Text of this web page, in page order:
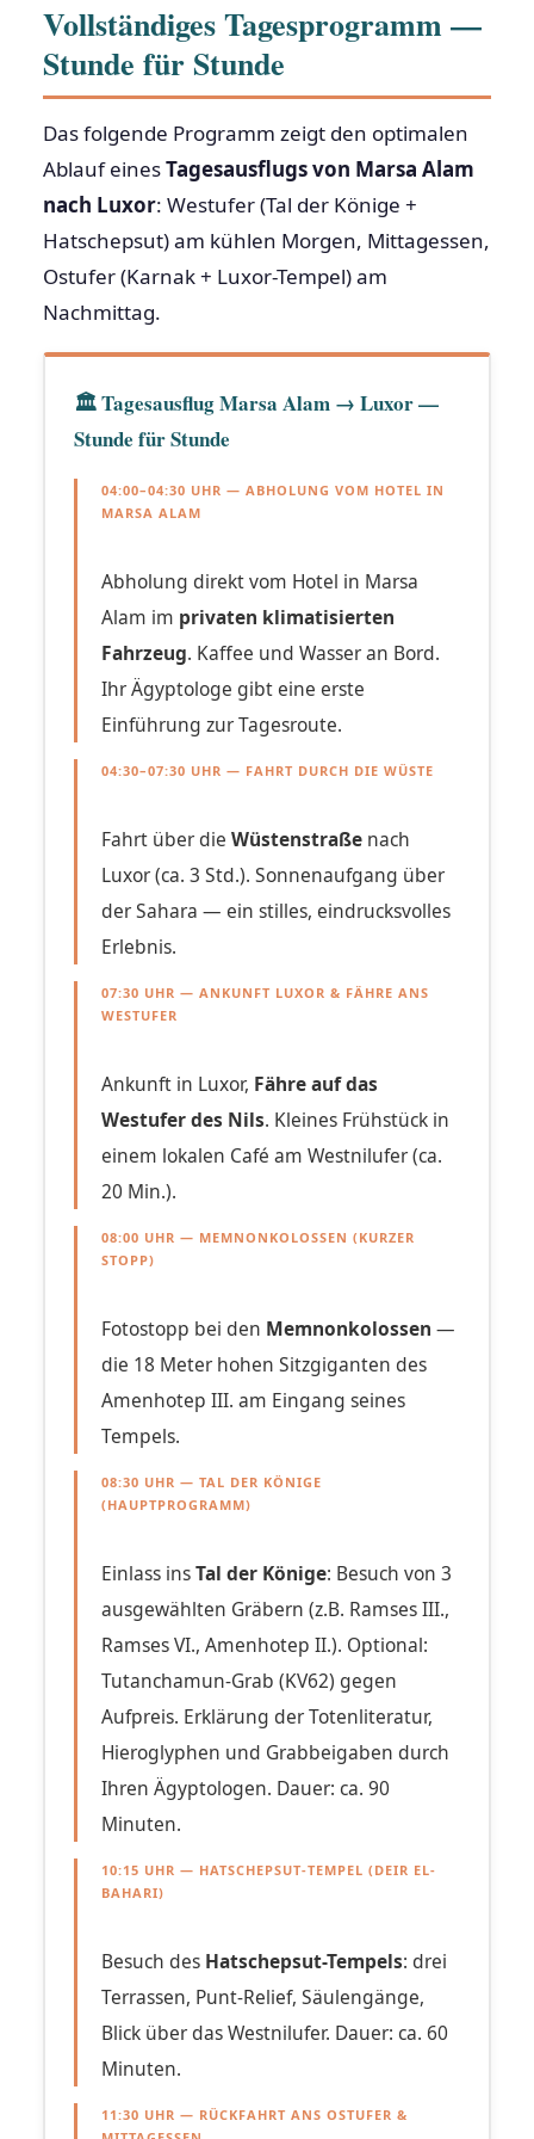
Vollständiges Tagesprogramm —
Stunde für Stunde
Das folgende Programm zeigt den optimalen
Ablauf einesTagesausflugs von Marsa Alam
nach Luxor: Westufer (Tal der Könige +
Hatschepsut) am kühlen Morgen, Mittagessen,
Ostufer (Karnak + Luxor-Tempel) am
Nachmittag.
🏛 Tagesausflug Marsa Alam → Luxor —
Stunde für Stunde
04:00–04:30 UHR — ABHOLUNG VOM HOTEL IN
MARSA ALAM
Abholung direkt vom Hotel in Marsa
Alam im privaten klimatisierten
Fahrzeug. Kaffee und Wasser an Bord.
Ihr Ägyptologe gibt eine erste
Einführung zur Tagesroute.
04:30–07:30 UHR — FAHRT DURCH DIE WÜSTE
Fahrt über die Wüstenstraße nach
Luxor (ca. 3 Std.). Sonnenaufgang über
der Sahara — ein stilles, eindrucksvolles
Erlebnis.
07:30 UHR — ANKUNFT LUXOR & FÄHRE ANS
WESTUFER
Ankunft in Luxor, Fähre auf das
Westufer des Nils. Kleines Frühstück in
einem lokalen Café am Westnilufer (ca.
20 Min.).
08:00 UHR — MEMNONKOLOSSEN (KURZER
STOPP)
Fotostopp bei den Memnonkolossen —
die 18 Meter hohen Sitzgiganten des
Amenhotep III. am Eingang seines
Tempels.
08:30 UHR — TAL DER KÖNIGE
(HAUPTPROGRAMM)
Einlass insTal der Könige: Besuch von 3
ausgewählten Gräbern (z.B. Ramses III.,
Ramses VI., Amenhotep II.). Optional:
Tutanchamun-Grab (KV62) gegen
Aufpreis. Erklärung der Totenliteratur,
Hieroglyphen und Grabbeigaben durch
Ihren Ägyptologen. Dauer: ca. 90
Minuten.
10:15 UHR — HATSCHEPSUT-TEMPEL (DEIR EL-
BAHARI)
Besuch des Hatschepsut-Tempels: drei
Terrassen, Punt-Relief, Säulengänge,
Blick über das Westnilufer. Dauer: ca. 60
Minuten.
11:30 UHR — RÜCKFAHRT ANS OSTUFER &